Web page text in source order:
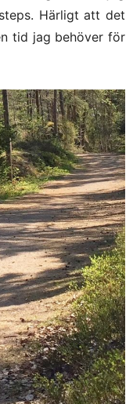
Härligt att det
tid jag behöver för